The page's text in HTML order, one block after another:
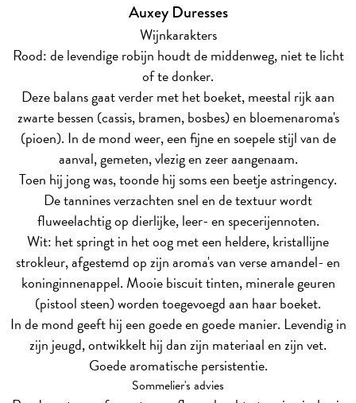
Auxey Duresses
Wijnkarakters
Rood: de levendige robijn houdt de middenweg, niet te licht
of te donker.
Deze balans gaat verder met het boeket, meestal rijk aan
zwarte bessen (cassis, bramen, bosbes) en bloemenaroma's
(pioen). In de mond weer, een fijne en soepele stijl van de
aanval, gemeten, vlezig en zeer aangenaam.
Toen hij jong was, toonde hij soms een beetje astringency.
De tannines verzachten snel en de textuur wordt
fluweelachtig op dierlijke, leer- en specerijennoten.
Wit: het springt in het oog met een heldere, kristallijne
strokleur, afgestemd op zijn aroma's van verse amandel- en
koninginnenappel. Mooie biscuit tinten, minerale geuren
(pistool steen) worden toegevoegd aan haar boeket.
In de mond geeft hij een goede en goede manier. Levendig in
zijn jeugd, ontwikkelt hij dan zijn materiaal en zijn vet.
Goede aromatische persistentie.
Sommelier's advies